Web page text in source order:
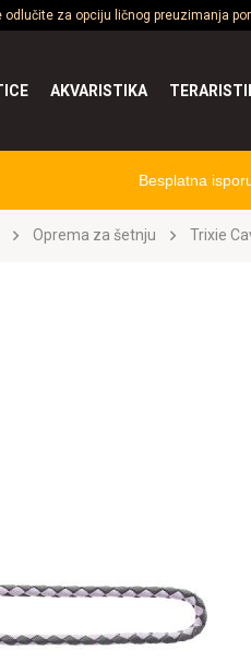
odlučite za opciju ličnog preuzimanja
AKVARISTIKA
Besplatna
Oprema za šetnju Trixie